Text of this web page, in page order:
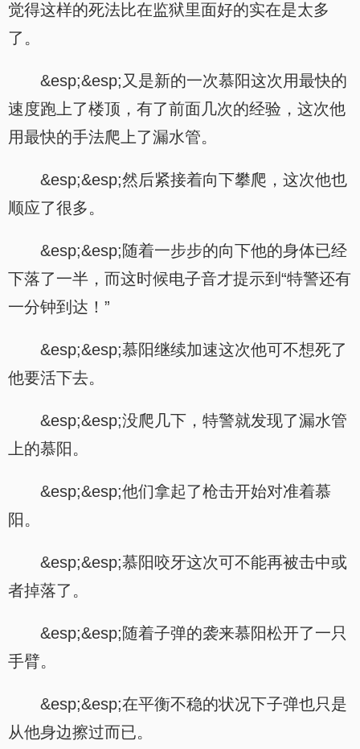
觉得这样的死法比在监狱里面好的实在是太多
了。
&esp;&esp;又是新的一次慕阳这次用最快的
速度跑上了楼顶，有了前面几次的经验，这次他
用最快的手法爬上了漏水管。
&esp;&esp;然后紧接着向下攀爬，这次他也
顺应了很多。
&esp;&esp;随着一步步的向下他的身体已经
下落了一半，而这时候电子音才提示到“特警还有
一分钟到达！”
&esp;&esp;慕阳继续加速这次他可不想死了
他要活下去。
&esp;&esp;没爬几下，特警就发现了漏水管
上的慕阳。
&esp;&esp;他们拿起了枪击开始对准着慕
阳。
&esp;&esp;慕阳咬牙这次可不能再被击中或
者掉落了。
&esp;&esp;随着子弹的袭来慕阳松开了一只
手臂。
&esp;&esp;在平衡不稳的状况下子弹也只是
从他身边擦过而已。